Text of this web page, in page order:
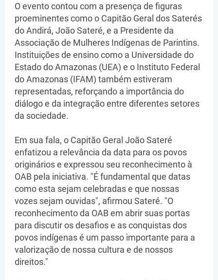
O evento contou com a presença de figuras
proeminentes como o Capitão Geral dos Saterés
do Andirá, João Sateré, e a Presidente da
Associação de Mulheres Indígenas de Parintins.
Instituições de ensino como a Universidade do
Estado do Amazonas (UEA) e o Instituto Federal
do Amazonas (IFAM) também estiveram
representadas, reforçando a importância do
diálogo e da integração entre diferentes setores
da sociedade.
Em sua fala, o Capitão Geral João Sateré
enfatizou a relevância da data para os povos
originários e expressou seu reconhecimento à
OAB pela iniciativa. "É fundamental que datas
como esta sejam celebradas e que nossas
vozes sejam ouvidas", afirmou Sateré. "O
reconhecimento da OAB em abrir suas portas
para discutir os desafios e as conquistas dos
povos indígenas é um passo importante para a
valorização de nossa cultura e de nossos
direitos."